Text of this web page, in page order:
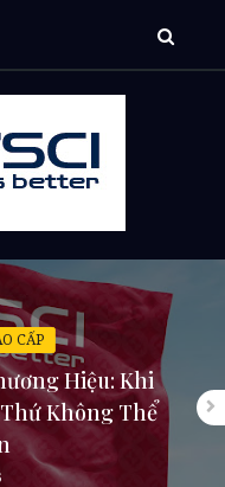
CẤP
Hiệu: Khi
Không Thể